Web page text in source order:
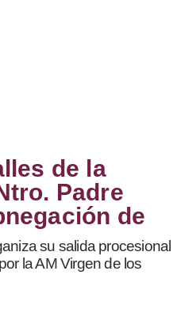
de la
Padre
de
su salida procesional
la AM Virgen de los